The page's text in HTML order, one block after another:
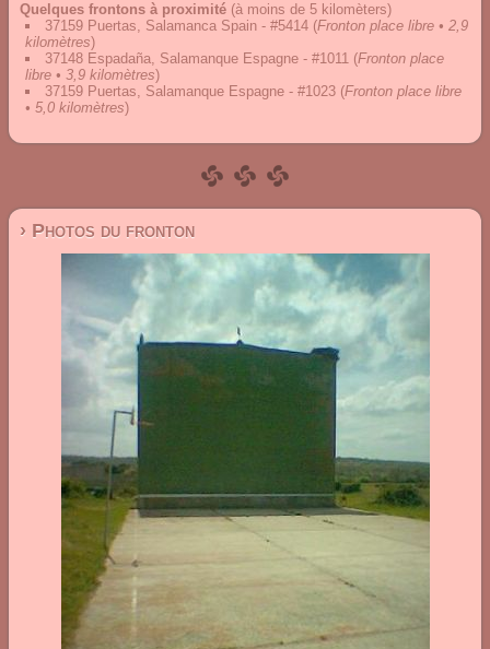
Quelques frontons à proximité (à moins de 5 kilomèters)
37159 Puertas, Salamanca Spain - #5414 (Fronton place libre • 2,9
kilomètres)
37148 Espadaña, Salamanque Espagne - #1011 (Fronton place
libre • 3,9 kilomètres)
37159 Puertas, Salamanque Espagne - #1023 (Fronton place libre
• 5,0 kilomètres)
› Photos du fronton